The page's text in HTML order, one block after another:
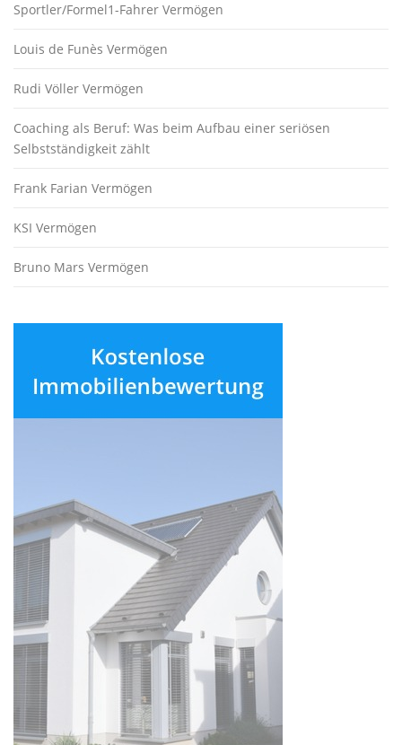
Sportler/Formel1-Fahrer Vermögen
Louis de Funès Vermögen
Rudi Völler Vermögen
Coaching als Beruf: Was beim Aufbau einer seriösen
Selbstständigkeit zählt
Frank Farian Vermögen
KSI Vermögen
Bruno Mars Vermögen